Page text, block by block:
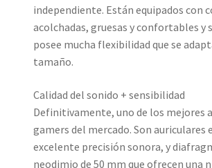
independiente. Están equipados con
acolchadas, gruesas y confortables y
posee mucha flexibilidad que se
tamaño.
Calidad del sonido + sensibilidad
Definitivamente, uno de los mejores
gamers del mercado. Son auriculares
excelente precisión sonora, y
neodimio de 50 mm que ofrecen una